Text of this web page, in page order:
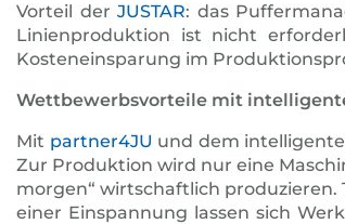
Vorteil der JUSTAR: das
Linienproduktion ist nicht
Kosteneinsparung im
Wettbewerbsvorteile mit
Mit partner4JU und dem
Zur Produktion wird nur eine
morgen“ wirtschaftlich
einer Einspannung lassen sich